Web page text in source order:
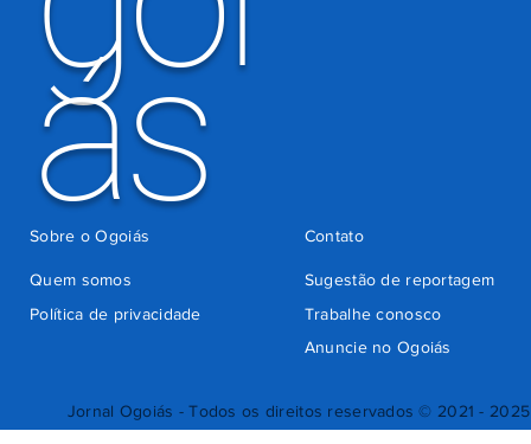
Jornal Ogoiás - Todos os direitos reservados © 2021 - 2025
ás
Quem somos
Sugestão de reportagem
Trabalhe conosco
Política de privacidade
Anuncie no Ogoiás
Contato
Sobre o Ogoiás